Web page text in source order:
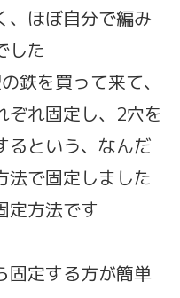
、ほぼ自分で編み
した
鉄を買って来て、
ぞれ固定し、2穴を
るという、なんだ
法で固定しました
定方法です
固定する方が簡単